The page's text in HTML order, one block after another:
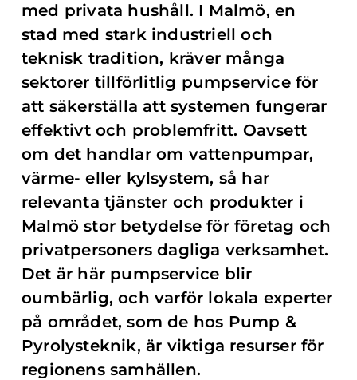
med privata hushåll. I Malmö, en
stad med stark industriell och
teknisk tradition, kräver många
sektorer tillförlitlig pumpservice för
att säkerställa att systemen fungerar
effektivt och problemfritt. Oavsett
om det handlar om vattenpumpar,
värme- eller kylsystem, så har
relevanta tjänster och produkter i
Malmö stor betydelse för företag och
privatpersoners dagliga verksamhet.
Det är här pumpservice blir
oumbärlig, och varför lokala experter
på området, som de hos Pump &
Pyrolysteknik, är viktiga resurser för
regionens samhällen.